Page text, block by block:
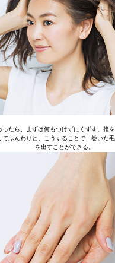
たら、まずは何もつけずにくずす。指
てふんわりと。こうすることで、巻いた
を出すことができる。